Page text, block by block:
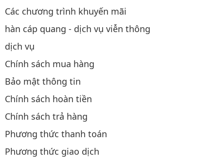
Các chương trình khuyến mãi
hàn cáp quang - dịch vụ viễn thông
dịch vụ
Chính sách mua hàng
Bảo mật thông tin
Chính sách hoàn tiền
Chính sách trả hàng
Phương thức thanh toán
Phương thức giao dịch